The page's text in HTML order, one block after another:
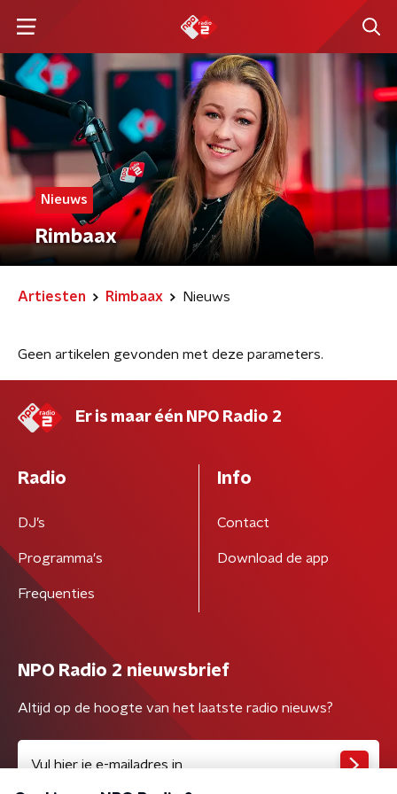
Nieuws
Rimbaax
Artiesten Rimbaax Nieuws
Geen artikelen gevonden met deze parameters.
Er is maar één NPO Radio 2
Radio
DJ’s
Programma's
Frequenties
Info
Contact
Download de app
NPO Radio 2 nieuwsbrief
Altijd op de hoogte van het laatste radio nieuws?